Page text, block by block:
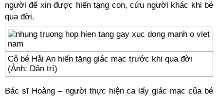
người để xin được hiến tạng con, cứu người khác khi bé
qua đời.
Cô bé Hải An hiến tặng giác mạc trước khi qua đời
(Ảnh: Dân trí)
Bác sĩ Hoàng – người thực hiện ca lấy giác mạc của bé